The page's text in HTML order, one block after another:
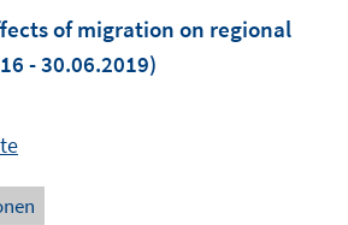
of migration on regional
- 30.06.2019)